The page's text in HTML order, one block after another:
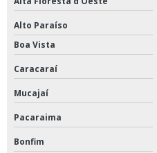
Alto Paraíso
Boa Vista
Caracaraí
Mucajaí
Pacaraima
Bonfim